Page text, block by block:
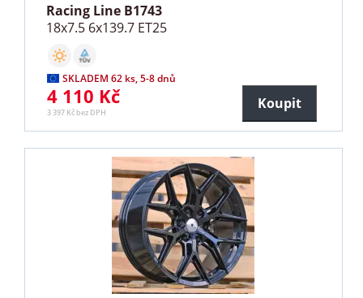
Racing Line B1743
18x7.5 6x139.7 ET25
SKLADEM 62 ks, 5-8 dnů
4 110 Kč
3 397 Kč bez DPH
Koupit